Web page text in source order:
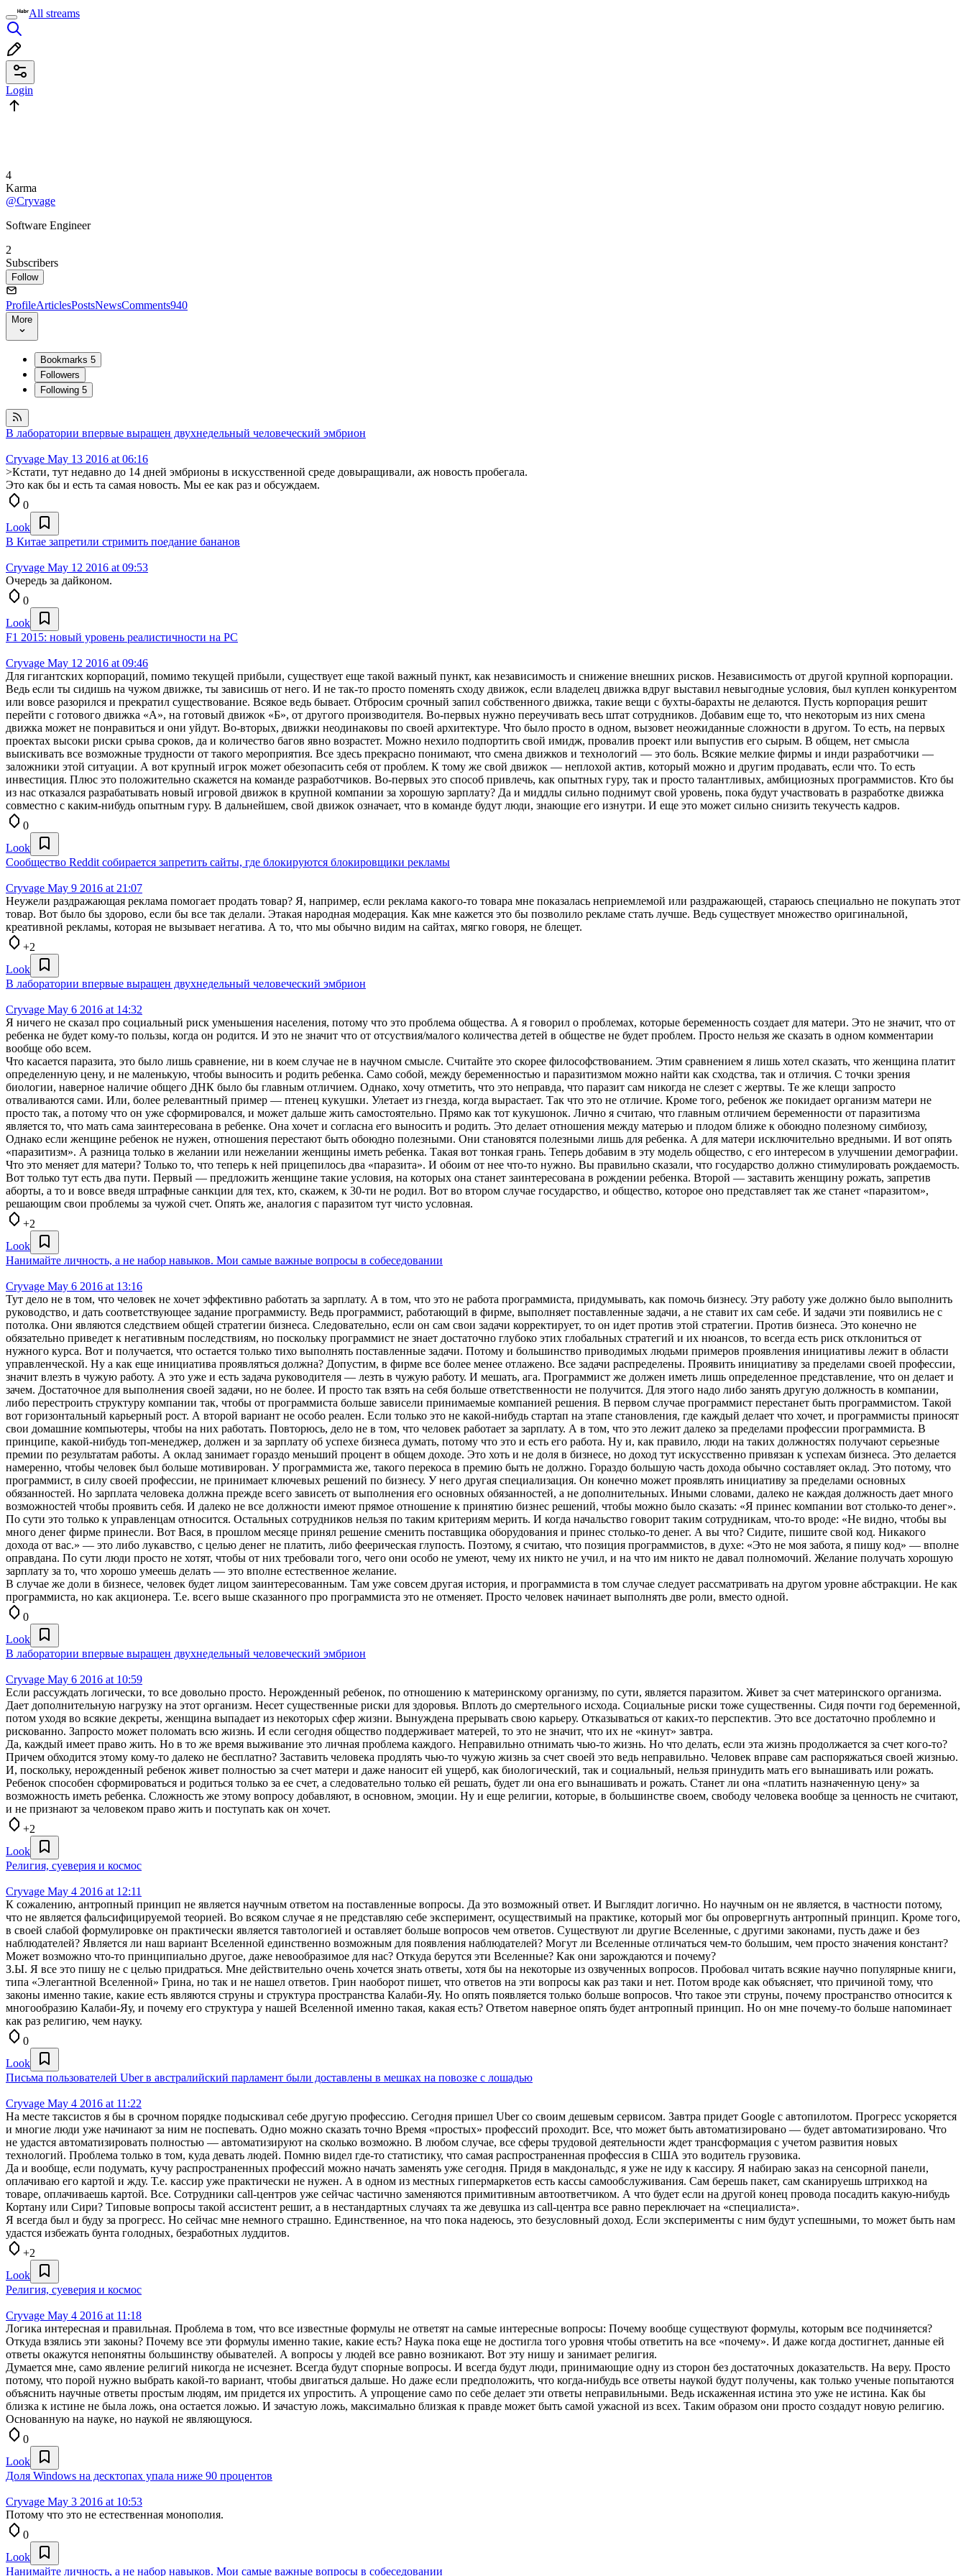
All streams
Login
4
Karma
@Cryvage
Software Engineer
2
Subscribers
Follow
ProfileArticlesPostsNewsComments940
More
Bookmarks 5
Followers
Following 5
В лаборатории впервые выращен двухнедельный человеческий эмбрион
Cryvage May 13 2016 at 06:16
>Кстати, тут недавно до 14 дней эмбрионы в искусственной среде довыращивали, аж новость пробегала.
Это как бы и есть та самая новость. Мы ее как раз и обсуждаем.
0
Look
В Китае запретили стримить поедание бананов
Cryvage May 12 2016 at 09:53
Очередь за дайконом.
0
Look
F1 2015: новый уровень реалистичности на PC
Cryvage May 12 2016 at 09:46
Для гигантских корпораций, помимо текущей прибыли, существует еще такой важный пункт, как независимость и снижение внешних рисков. Независимость от другой крупной корпорации.
Ведь если ты сидишь на чужом движке, ты зависишь от него. И не так-то просто поменять сходу движок, если владелец движка вдруг выставил невыгодные условия, был куплен конкурентом
или вовсе разорился и прекратил существование. Всякое ведь бывает. Отбросим срочный запил собственного движка, такие вещи с бухты-барахты не делаются. Пусть корпорация решит
перейти с готового движка «А», на готовый движок «Б», от другого производителя. Во-первых нужно переучивать весь штат сотрудников. Добавим еще то, что некоторым из них смена
движка может не понравиться и они уйдут. Во-вторых, движки неодинаковы по своей архитектуре. Что было просто в одном, вызовет неожиданные сложности в другом. То есть, на первых
проектах высоки риски срыва сроков, да и количество багов явно возрастет. Можно нехило подпортить свой имидж, провалив проект или выпустив его сырым. В общем, нет смысла
выискивать все возможные трудности от такого мероприятия. Все здесь прекрасно понимают, что смена движков и технологий — это боль. Всякие мелкие фирмы и инди разработчики —
заложники этой ситуации. А вот крупный игрок может обезопасить себя от проблем. К тому же свой движок — неплохой актив, который можно и другим продавать, если что. То есть
инвестиция. Плюс это положительно скажется на команде разработчиков. Во-первых это способ привлечь, как опытных гуру, так и просто талантливых, амбициозных программистов. Кто бы
из нас отказался разрабатывать новый игровой движок в крупной компании за хорошую зарплату? Да и миддлы сильно поднимут свой уровень, пока будут участвовать в разработке движка
совместно с каким-нибудь опытным гуру. В дальнейшем, свой движок означает, что в команде будут люди, знающие его изнутри. И еще это может сильно снизить текучесть кадров.
0
Look
Сообщество Reddit собирается запретить сайты, где блокируются блокировщики рекламы
Cryvage May 9 2016 at 21:07
Неужели раздражающая реклама помогает продать товар? Я, например, если реклама какого-то товара мне показалась неприемлемой или раздражающей, стараюсь специально не покупать этот
товар. Вот было бы здорово, если бы все так делали. Этакая народная модерация. Как мне кажется это бы позволило рекламе стать лучше. Ведь существует множество оригинальной,
креативной рекламы, которая не вызывает негатива. А то, что мы обычно видим на сайтах, мягко говоря, не блещет.
+2
Look
В лаборатории впервые выращен двухнедельный человеческий эмбрион
Cryvage May 6 2016 at 14:32
Я ничего не сказал про социальный риск уменьшения населения, потому что это проблема общества. А я говорил о проблемах, которые беременность создает для матери. Это не значит, что от
ребенка не будет кому-то пользы, когда он родится. И это не значит что от отсуствия/малого количества детей в обществе не будет проблем. Просто нельзя же сказать в одном комментарии
вообще обо всем.
Что касается паразита, это было лишь сравнение, ни в коем случае не в научном смысле. Считайте это скорее философствованием. Этим сравнением я лишь хотел сказать, что женщина платит
определенную цену, и не маленькую, чтобы выносить и родить ребенка. Само собой, между беременностью и паразитизмом можно найти как сходства, так и отличия. С точки зрения
биологии, наверное наличие общего ДНК было бы главным отличием. Однако, хочу отметить, что это неправда, что паразит сам никогда не слезет с жертвы. Те же клещи запросто
отваливаются сами. Или, более релевантный пример — птенец кукушки. Улетает из гнезда, когда вырастает. Так что это не отличие. Кроме того, ребенок же покидает организм матери не
просто так, а потому что он уже сформировался, и может дальше жить самостоятельно. Прямо как тот кукушонок. Лично я считаю, что главным отличием беременности от паразитизма
является то, что мать сама заинтересована в ребенке. Она хочет и согласна его выносить и родить. Это делает отношения между матерью и плодом ближе к обоюдно полезному симбиозу,
Однако если женщине ребенок не нужен, отношения перестают быть обоюдно полезными. Они становятся полезными лишь для ребенка. А для матери исключительно вредными. И вот опять
«паразитизм». А разница только в желании или нежелании женщины иметь ребенка. Такая вот тонкая грань. Теперь добавим в эту модель общество, с его интересом в улучшении демографии.
Что это меняет для матери? Только то, что теперь к ней прицепилось два «паразита». И обоим от нее что-то нужно. Вы правильно сказали, что государство должно стимулировать рождаемость.
Вот только тут есть два пути. Первый — предложить женщине такие условия, на которых она станет заинтересована в рождении ребенка. Второй — заставить женщину рожать, запретив
аборты, а то и вовсе введя штрафные санкции для тех, кто, скажем, к 30-ти не родил. Вот во втором случае государство, и общество, которое оно представляет так же станет «паразитом»,
решающим свои проблемы за чужой счет. Опять же, аналогия с паразитом тут чисто условная.
+2
Look
Нанимайте личность, а не набор навыков. Мои самые важные вопросы в собеседовании
Cryvage May 6 2016 at 13:16
Тут дело не в том, что человек не хочет эффективно работать за зарплату. А в том, что это не работа программиста, придумывать, как помочь бизнесу. Эту работу уже должно было выполнить
руководство, и дать соответствующее задание программисту. Ведь программист, работающий в фирме, выполняет поставленные задачи, а не ставит их сам себе. И задачи эти появились не с
потолка. Они являются следствием общей стратегии бизнеса. Следовательно, если он сам свои задачи корректирует, то он идет против этой стратегии. Против бизнеса. Это конечно не
обязательно приведет к негативным последствиям, но поскольку программист не знает достаточно глубоко этих глобальных стратегий и их нюансов, то всегда есть риск отклониться от
нужного курса. Вот и получается, что остается только тихо выполнять поставленные задачи. Потому и большинство приводимых людьми примеров проявления инициативы лежит в области
управленческой. Ну а как еще инициатива проявляться должна? Допустим, в фирме все более менее отлажено. Все задачи распределены. Проявить инициативу за пределами своей профессии,
значит влезть в чужую работу. А это уже и есть задача руководителя — лезть в чужую работу. И мешать, ага. Программист же должен иметь лишь определенное представление, что он делает и
зачем. Достаточное для выполнения своей задачи, но не более. И просто так взять на себя больше ответственности не получится. Для этого надо либо занять другую должность в компании,
либо перестроить структуру компании так, чтобы от программиста больше зависели принимаемые компанией решения. В первом случае программист перестанет быть программистом. Такой
вот горизонтальный карьерный рост. А второй вариант не особо реален. Если только это не какой-нибудь стартап на этапе становления, где каждый делает что хочет, и программисты приносят
свои домашние компьютеры, чтобы на них работать. Повторюсь, дело не в том, что человек работает за зарплату. А в том, что это лежит далеко за пределами профессии программиста. В
принципе, какой-нибудь топ-менеджер, должен и за зарплату об успехе бизнеса думать, потому что это и есть его работа. Ну и, как правило, люди на таких должностях получают серьезные
премии по результатам работы. А оклад занимает гораздо меньший процент в общем доходе. Это хоть и не доля в бизнесе, но доход тут искусственно привязан к успехам бизнеса. Это делается
намеренно, чтобы человек был больше мотивирован. У программиста же, такого перекоса в премию быть не должно. Гораздо большую часть дохода обычно составляет оклад. Это потому, что
программист, в силу своей профессии, не принимает ключевых решений по бизнесу. У него другая специализация. Он конечно может проявлять инициативу за пределами основных
обязанностей. Но зарплата человека должна прежде всего зависеть от выполнения его основных обязанностей, а не дополнительных. Иными словами, далеко не каждая должность дает много
возможностей чтобы проявить себя. И далеко не все должности имеют прямое отношение к принятию бизнес решений, чтобы можно было сказать: «Я принес компании вот столько-то денег».
По сути это только к управленцам относится. Остальных сотрудников нельзя по таким критериям мерить. И когда начальство говорит таким сотрудникам, что-то вроде: «Не видно, чтобы вы
много денег фирме принесли. Вот Вася, в прошлом месяце принял решение сменить поставщика оборудования и принес столько-то денег. А вы что? Сидите, пишите свой код. Никакого
дохода от вас.» — это либо лукавство, с целью денег не платить, либо феерическая глупость. Поэтому, я считаю, что позиция программистов, в духе: «Это не моя забота, я пишу код» — вполне
оправдана. По сути люди просто не хотят, чтобы от них требовали того, чего они особо не умеют, чему их никто не учил, и на что им никто не давал полномочий. Желание получать хорошую
зарплату за то, что хорошо умеешь делать — это вполне естественное желание.
В случае же доли в бизнесе, человек будет лицом заинтересованным. Там уже совсем другая история, и программиста в том случае следует рассматривать на другом уровне абстракции. Не как
программиста, но как акционера. Т.е. всего выше сказанного про программиста это не отменяет. Просто человек начинает выполнять две роли, вместо одной.
0
Look
В лаборатории впервые выращен двухнедельный человеческий эмбрион
Cryvage May 6 2016 at 10:59
Если рассуждать логически, то все довольно просто. Нерожденный ребенок, по отношению к материнскому организму, по сути, является паразитом. Живет за счет материнского организма.
Дает дополнительную нагрузку на этот организм. Несет существенные риски для здоровья. Вплоть до смертельного исхода. Социальные риски тоже существенны. Сидя почти год беременной,
потом уходя во всякие декреты, женщина выпадает из некоторых сфер жизни. Вынуждена прерывать свою карьеру. Отказываться от каких-то перспектив. Это все достаточно проблемно и
рискованно. Запросто может поломать всю жизнь. И если сегодня общество поддерживает матерей, то это не значит, что их не «кинут» завтра.
Да, каждый имеет право жить. Но в то же время выживание это личная проблема каждого. Неправильно отнимать чью-то жизнь. Но что делать, если эта жизнь продолжается за счет кого-то?
Причем обходится этому кому-то далеко не бесплатно? Заставить человека продлять чью-то чужую жизнь за счет своей это ведь неправильно. Человек вправе сам распоряжаться своей жизнью.
И, поскольку, нерожденный ребенок живет полностью за счет матери и даже наносит ей ущерб, как биологический, так и социальный, нельзя принудить мать его вынашивать или рожать.
Ребенок способен сформироваться и родиться только за ее счет, а следовательно только ей решать, будет ли она его вынашивать и рожать. Станет ли она «платить назначенную цену» за
возможность иметь ребенка. Сложность же этому вопросу добавляют, в основном, эмоции. Ну и еще религии, которые, в большинстве своем, свободу человека вообще за ценность не считают,
и не признают за человеком право жить и поступать как он хочет.
+2
Look
Религия, суеверия и космос
Cryvage May 4 2016 at 12:11
К сожалению, антропный принцип не является научным ответом на поставленные вопросы. Да это возможный ответ. И Выглядит логично. Но научным он не является, в частности потому,
что не является фальсифицируемой теорией. Во всяком случае я не представляю себе эксперимент, осуществимый на практике, который мог бы опровергнуть антропный принцип. Кроме того,
в своей слабой формулировке он практически является тавтологией и оставляет больше вопросов чем ответов. Существуют ли другие Вселенные, с другими законами, пусть даже и без
наблюдателей? Является ли наш вариант Вселенной единственно возможным для появления наблюдателей? Могут ли Вселенные отличаться чем-то большим, чем просто значения констант?
Может возможно что-то принципиально другое, даже невообразимое для нас? Откуда берутся эти Вселенные? Как они зарождаются и почему?
З.Ы. Я все это пишу не с целью придраться. Мне действительно очень хочется знать ответы, хотя бы на некоторые из озвученных вопросов. Пробовал читать всякие научно популярные книги,
типа «Элегантной Вселенной» Грина, но так и не нашел ответов. Грин наоборот пишет, что ответов на эти вопросы как раз таки и нет. Потом вроде как объясняет, что причиной тому, что
законы именно такие, какие есть являются струны и структура пространства Калаби-Яу. Но опять появляется только больше вопросов. Что такое эти струны, почему пространство относится к
многообразию Калаби-Яу, и почему его структура у нашей Вселенной именно такая, какая есть? Ответом наверное опять будет антропный принцип. Но он мне почему-то больше напоминает
как раз религию, чем науку.
0
Look
Письма пользователей Uber в австралийский парламент были доставлены в мешках на повозке с лошадью
Cryvage May 4 2016 at 11:22
На месте таксистов я бы в срочном порядке подыскивал себе другую профессию. Сегодня пришел Uber со своим дешевым сервисом. Завтра придет Google с автопилотом. Прогресс ускоряется
и многие люди уже начинают за ним не поспевать. Одно можно сказать точно Время «простых» профессий проходит. Все, что может быть автоматизировано — будет автоматизировано. Что
не удастся автоматизировать полностью — автоматизируют на сколько возможно. В любом случае, все сферы трудовой деятельности ждет трансформация с учетом развития новых
технологий. Проблема только в том, куда девать людей. Помню видел где-то статистику, что самая распространенная профессия в США это водитель грузовика.
Да и вообще, если подумать, кучу распространенных профессий можно начать заменять уже сегодня. Придя в макдональдс, я уже не иду к кассиру. Я набираю заказ на сенсорной панели,
оплачиваю его картой и жду. Т.е. кассир уже практически не нужен. А в одном из местных гипермаркетов есть кассы самообслуживания. Сам берешь пакет, сам сканируешь штрихкод на
товаре, оплачиваешь картой. Все. Сотрудники call-центров уже сейчас частично заменяются примитивным автоответчиком. А что будет если на другой конец провода посадить какую-нибудь
Кортану или Сири? Типовые вопросы такой ассистент решит, а в нестандартных случаях та же девушка из call-центра все равно переключает на «специалиста».
Я всегда был и буду за прогресс. Но сейчас мне немного страшно. Единственное, на что пока надеюсь, это безусловный доход. Если эксперименты с ним будут успешными, то может быть нам
удастся избежать бунта голодных, безработных луддитов.
+2
Look
Религия, суеверия и космос
Cryvage May 4 2016 at 11:18
Логика интересная и правильная. Проблема в том, что все известные формулы не ответят на самые интересные вопросы: Почему вообще существуют формулы, которым все подчиняется?
Откуда взялись эти законы? Почему все эти формулы именно такие, какие есть? Наука пока еще не достигла того уровня чтобы ответить на все «почему». И даже когда достигнет, данные ей
ответы окажутся непонятны большинству обывателей. А вопросы у людей все равно возникают. Вот эту нишу и занимает религия.
Думается мне, само явление религий никогда не исчезнет. Всегда будут спорные вопросы. И всегда будут люди, принимающие одну из сторон без достаточных доказательств. На веру. Просто
потому, что порой нужно выбрать какой-то вариант, чтобы двигаться дальше. Но даже если предположить, что когда-нибудь все ответы наукой будут получены, как только ученые попытаются
объяснить научные ответы простым людям, им придется их упростить. А упрощение само по себе делает эти ответы неправильными. Ведь искаженная истина это уже не истина. Как бы
близка к истине не была ложь, она остается ложью. И зачастую ложь, максимально близкая к правде может быть самой ужасной из всех. Таким образом они просто создадут новую религию.
Основанную на науке, но наукой не являющуюся.
0
Look
Доля Windows на десктопах упала ниже 90 процентов
Cryvage May 3 2016 at 10:53
Потому что это не естественная монополия.
0
Look
Нанимайте личность, а не набор навыков. Мои самые важные вопросы в собеседовании